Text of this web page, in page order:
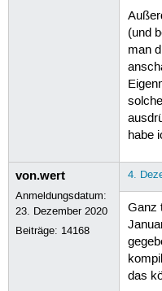
(und
man
habe
von.wert
Anmeldungsdatum:
23. Dezember 2020
Beiträge: 14168
4.
Ganz
das